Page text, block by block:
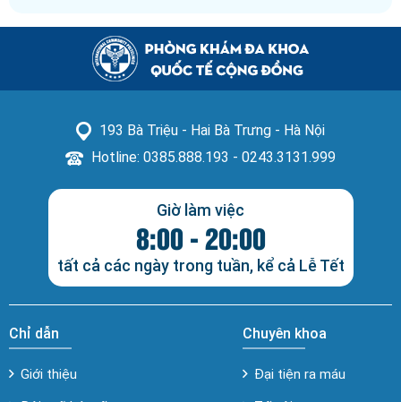
193 Bà Triệu - Hai Bà Trưng - Hà Nội
Hotline: 0385.888.193 - 0243.3131.999
Giờ làm việc
8:00 - 20:00
tất cả các ngày trong tuần, kể cả Lễ Tết
Chỉ dẫn
Giới thiệu
Chuyên khoa
Đại tiện ra máu